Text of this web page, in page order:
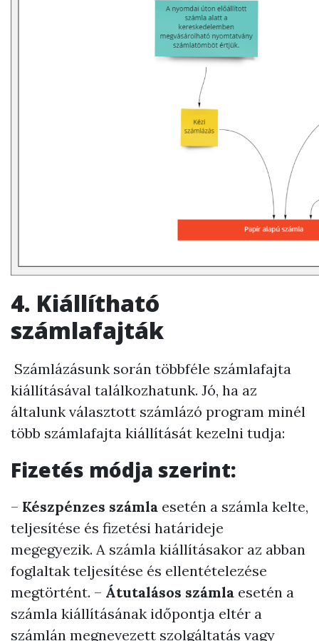
4. Kiállítható
számlafajták
Számlázásunk során többféle számlafajta
kiállításával találkozhatunk. Jó, ha az
általunk választott számlázó program minél
több számlafajta kiállítását kezelni tudja:
Fizetés módja szerint:
– Készpénzes számla esetén a számla kelte,
teljesítése és fizetési határideje
megegyezik. A számla kiállításakor az abban
foglaltak teljesítése és ellentételezése
megtörtént. – Átutalásos számla esetén a
számla kiállításának időpontja eltér a
számlán megnevezett szolgáltatás vagy